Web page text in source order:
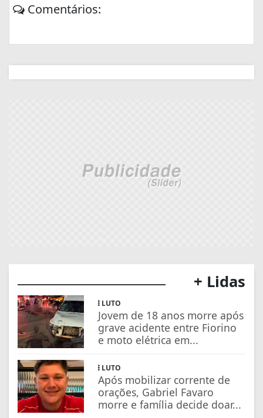
Comentários:
+ Lidas
LUTO
Jovem de 18 anos morre após
grave acidente entre Fiorino
e moto elétrica em...
LUTO
Após mobilizar corrente de
orações, Gabriel Favaro
morre e família decide doar...